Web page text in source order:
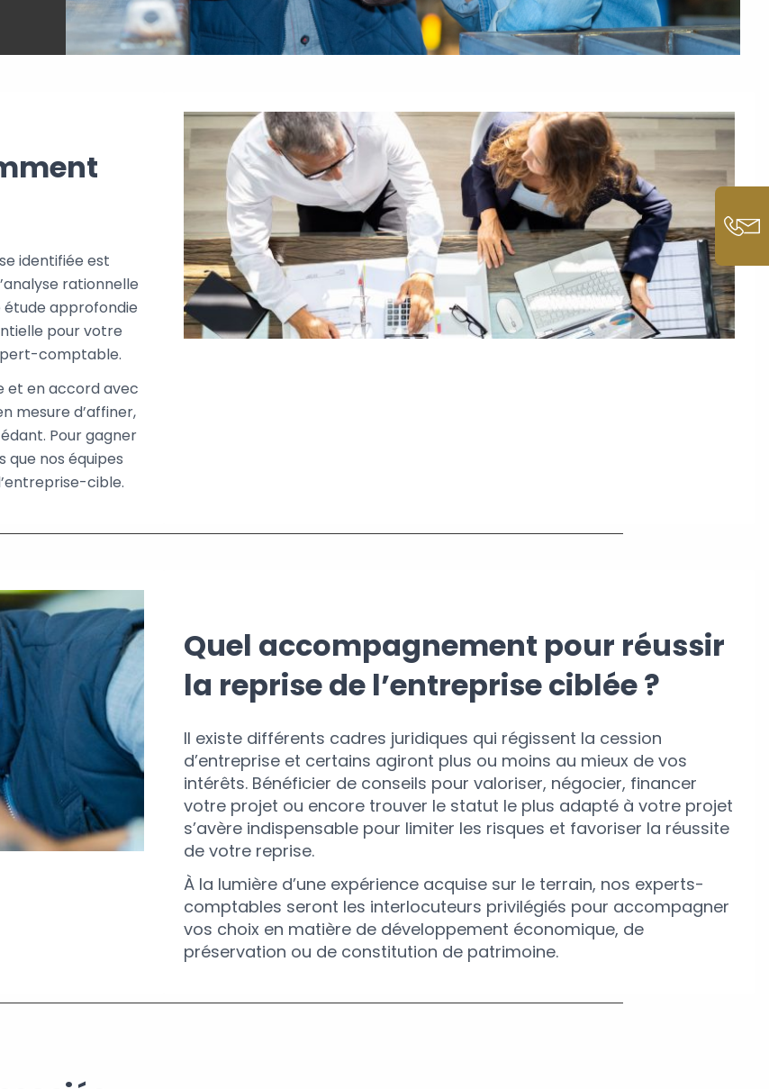
identifiée est
rationnelle
étude approfondie
pour votre
comptable.
et en accord avec
mesure d’affiner,
Pour gagner
que nos équipes
cible.
Quel accompagnement pour réussir
la reprise de l’entreprise ciblée ?
Il existe différents cadres juridiques qui régissent la cession
d’entreprise et certains agiront plus ou moins au mieux de vos
intérêts. Bénéficier de conseils pour valoriser, négocier, financer
votre projet ou encore trouver le statut le plus adapté à votre projet
s’avère indispensable pour limiter les risques et favoriser la réussite
de votre reprise.
À la lumière d’une expérience acquise sur le terrain, nos experts-
comptables seront les interlocuteurs privilégiés pour accompagner
vos choix en matière de développement économique, de
préservation ou de constitution de patrimoine.